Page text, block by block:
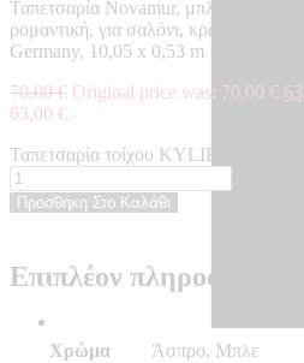
Ταπετσαρία Novamur, μπλε, λευκή,
ρομαντική, για σαλόνι,
Germany, 10,05 x 0,53 m
70,00€ Original price was: 70,00 €.
63,00 €.
Ταπετσαρία τοίχου KYLIE -
Προσθήκη Στο Καλάθι
Επιπλέον πληροφορίες
Χρώμα Άσπρο, Μπλε